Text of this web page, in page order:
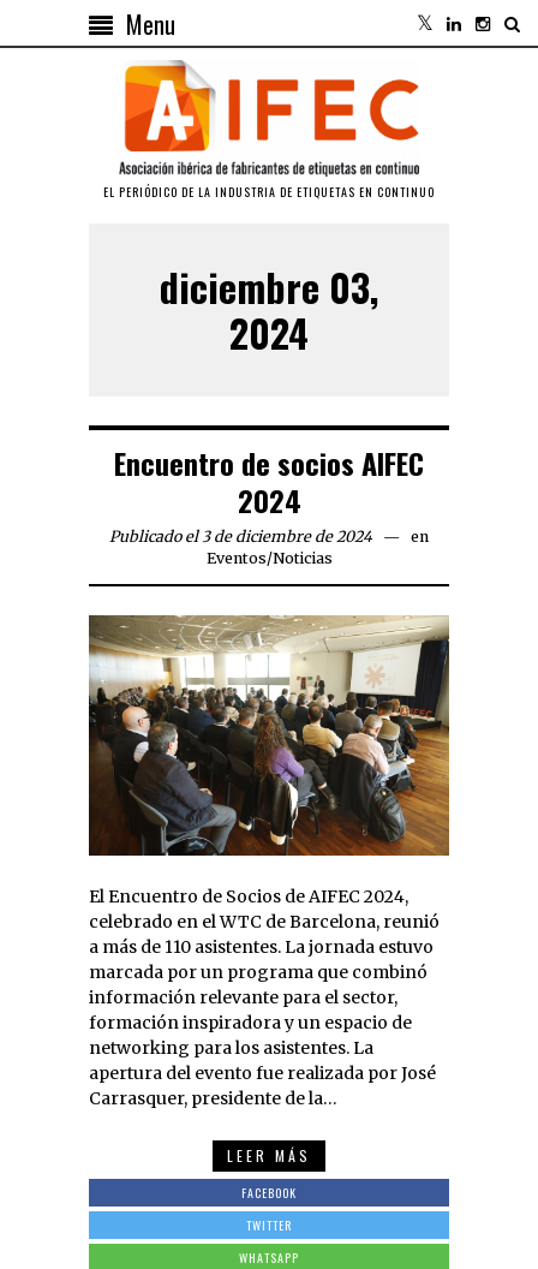
Menu
EL PERIÓDICO DE LA INDUSTRIA DE ETIQUETAS EN CONTINUO
diciembre 03,
2024
Encuentro de socios AIFEC
2024
Publicado el 3 de diciembre de 2024
en
Eventos/Noticias
El Encuentro de Socios de AIFEC 2024,
celebrado en el WTC de Barcelona, reunió
a más de 110 asistentes. La jornada estuvo
marcada por un programa que combinó
información relevante para el sector,
formación inspiradora y un espacio de
networking para los asistentes. La
apertura del evento fue realizada por José
Carrasquer, presidente de la…
LEER MÁS
FACEBOOK
TWITTER
WHATSAPP